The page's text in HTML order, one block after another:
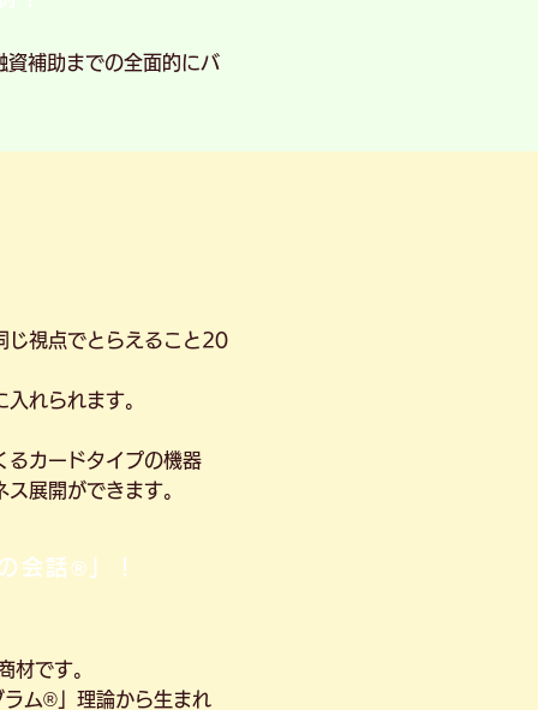
資補助までの全面的にバ
じ視点でとらえること20
れられます。
るカードタイプの機器
展開ができます。
会話®」！
材です。
ム®」理論から生まれ